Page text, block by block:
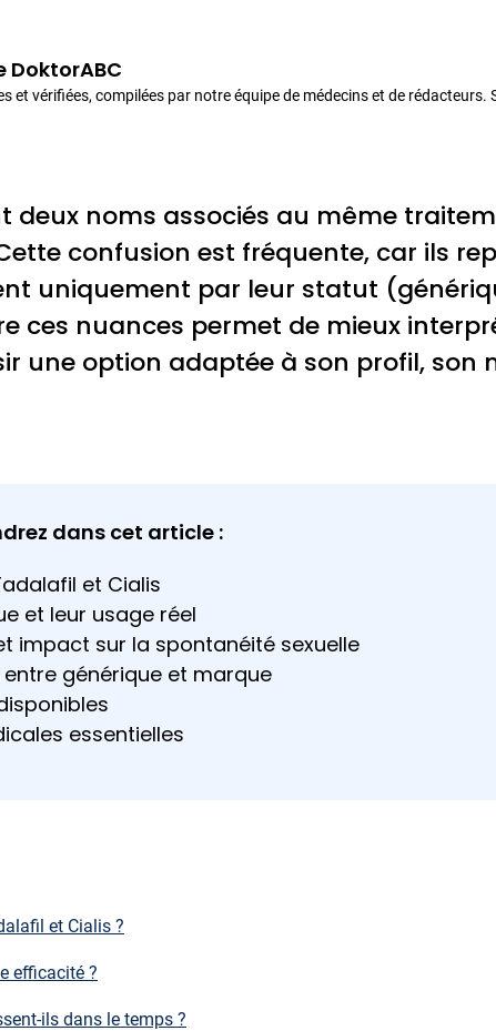
DoktorABC
et vérifiées, compilées par notre équipe de médecins et de rédacteurs.
deux noms associés au même
confusion est fréquente, car ils
uniquement par leur statut
ces nuances permet de mieux
une option adaptée à son profil, son
dans cet article :
et Cialis
et leur usage réel
impact sur la spontanéité sexuelle
générique et marque
essentielles
et Cialis ?
efficacité ?
ils dans le temps ?